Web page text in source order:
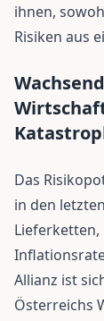
ihnen,
Risiken aus
Das
in den
Allianz ist
Österreichs